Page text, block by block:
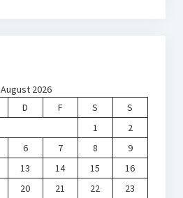
August 2026
D F S
S
1
2
6 7 8
9
13 14 15
16
20 21 22 23